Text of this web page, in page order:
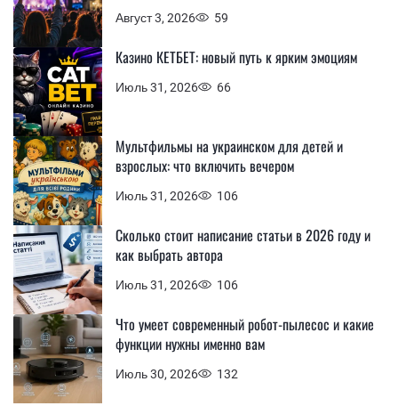
Август 3, 2026 59
Июль 31, 2026 66
Казино КЕТБЕТ: новый путь к ярким эмоциям
Июль 31, 2026 106
Мультфильмы на украинском для детей и
взрослых: что включить вечером
Июль 31, 2026 106
Сколько стоит написание статьи в 2026 году и
как выбрать автора
Июль 30, 2026 132
Что умеет современный робот-пылесос и какие
функции нужны именно вам